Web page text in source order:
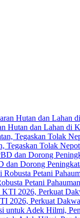
Hutan dan Lahan di
Tegaskan Tolak
Dorong
Petani
2026, Perkuat